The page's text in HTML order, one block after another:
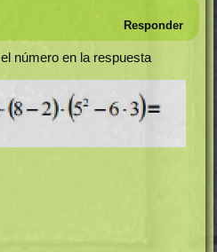
Responder
número en la respuesta